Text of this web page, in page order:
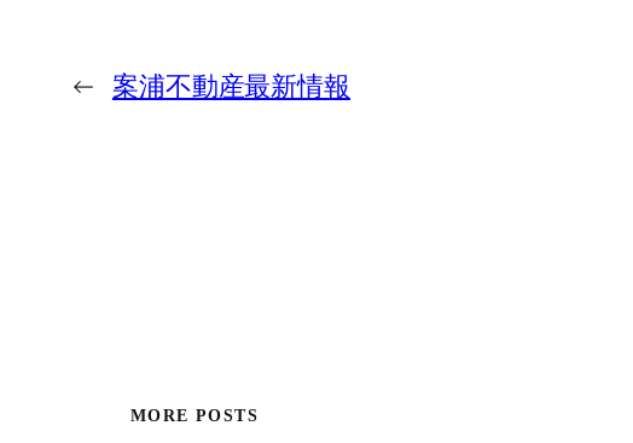
← 案浦不動産最新情報
MORE POSTS